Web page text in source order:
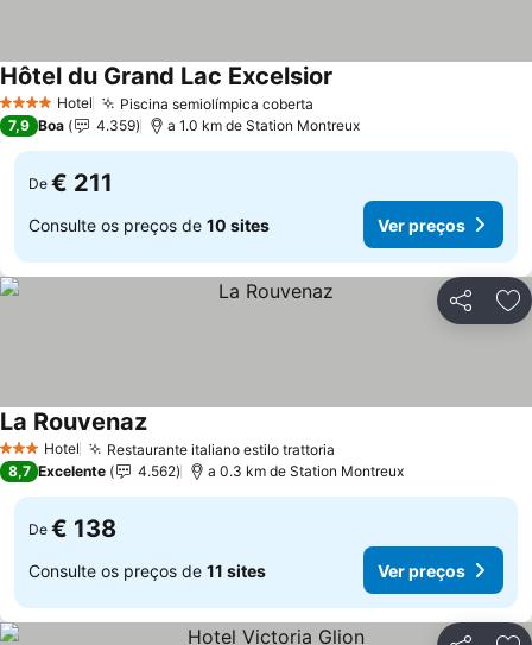
4 EstrelasHotel Piscina semiolímpica coberta
Hôtel du Grand Lac Excelsior
7,9 Boa 4.359 a 1.0 km de Station Montreux
De € 211
Consulte os preços de 10 sites Ver preços
Partilhar
3 EstrelasHotel Restaurante italiano estilo trattoria
La Rouvenaz
8,7 Excelente 4.562 a 0.3 km de Station Montreux
De € 138
Consulte os preços de 11 sites Ver preços